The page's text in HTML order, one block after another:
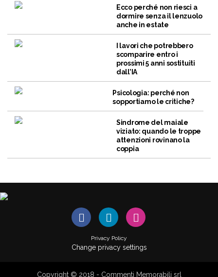
Ecco perché non riesci a
dormire senza il lenzuolo
anche in estate
I lavori che potrebbero
scomparire entro i
prossimi 5 anni sostituiti
dall’IA
Psicologia: perché non
sopportiamo le critiche?
Sindrome del maiale
viziato: quando le troppe
attenzioni rovinano la
coppia
Privacy Policy
Change privacy settings
Copyright © 2018 - Commenti Memorabili srl